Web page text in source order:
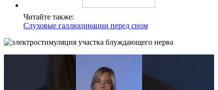
Читайте также:
Слуховые галлюцинации перед сном